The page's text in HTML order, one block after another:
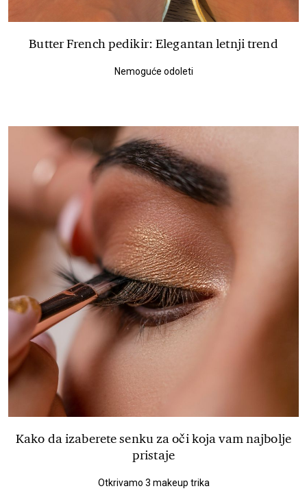
Butter French pedikir: Elegantan letnji trend
Nemoguće odoleti
Kako da izaberete senku za oči koja vam najbolje
pristaje
Otkrivamo 3 makeup trika